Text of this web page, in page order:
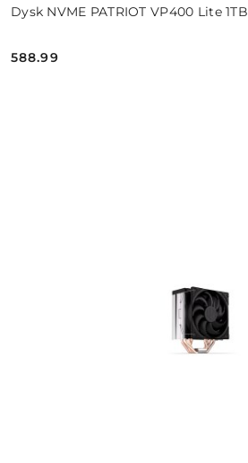
Dysk NVME PATRIOT VP400 Lite 1TB
Cena:
588.99